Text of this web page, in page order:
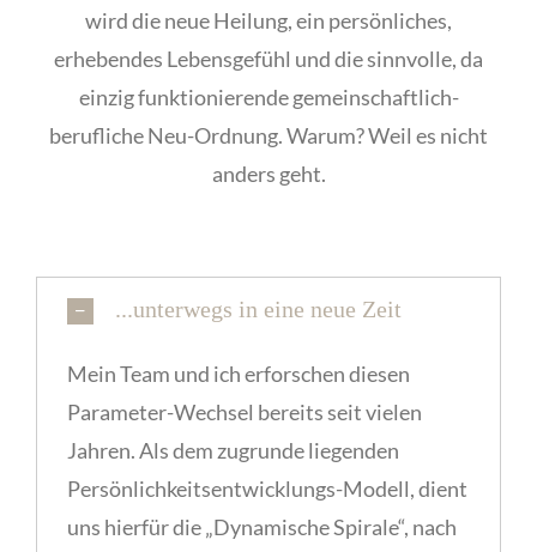
wird die neue Heilung, ein persönliches,
erhebendes Lebensgefühl und die sinnvolle, da
einzig funktionierende gemeinschaftlich-
berufliche Neu-Ordnung. Warum? Weil es nicht
anders geht.
...unterwegs in eine neue Zeit
Mein Team und ich erforschen diesen
Parameter-Wechsel bereits seit vielen
Jahren. Als dem zugrunde liegenden
Persönlichkeitsentwicklungs-Modell, dient
uns hierfür die „Dynamische Spirale“, nach